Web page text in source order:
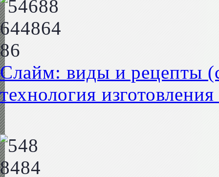
Слайм: виды и рецепты
технология